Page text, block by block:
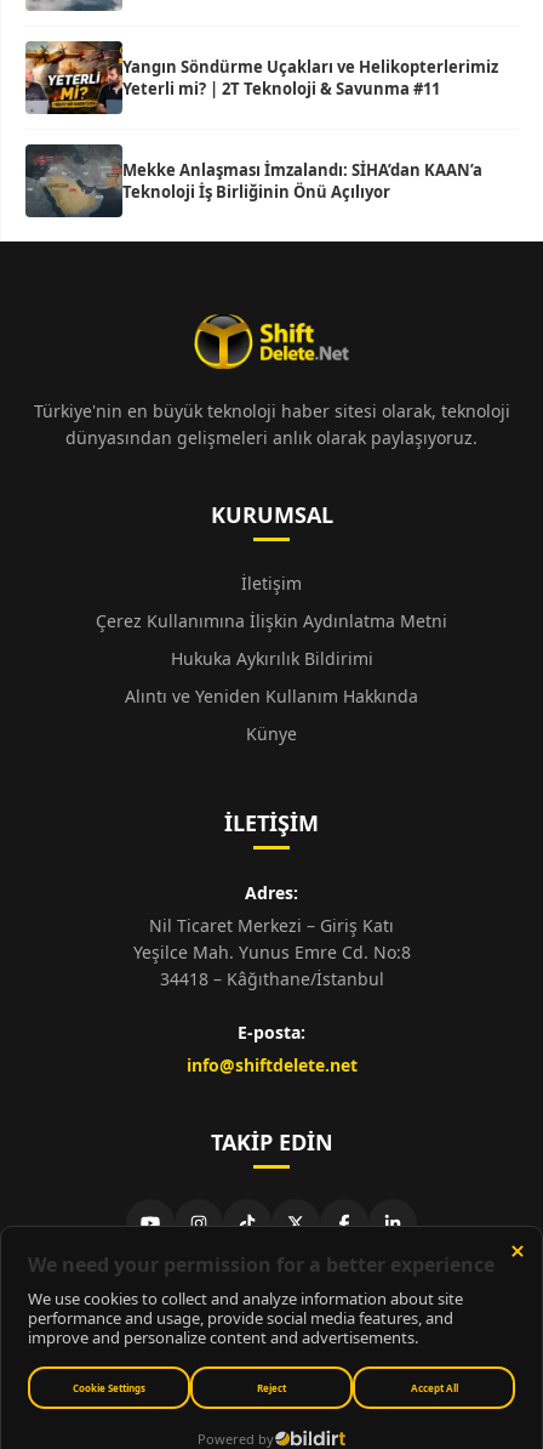
Yangın Söndürme Uçakları ve Helikopterlerimiz
Yeterli mi? | 2T Teknoloji & Savunma #11
Mekke Anlaşması İmzalandı: SİHA’dan KAAN’a
Teknoloji İş Birliğinin Önü Açılıyor
Türkiye'nin en büyük teknoloji haber sitesi olarak, teknoloji
dünyasından gelişmeleri anlık olarak paylaşıyoruz.
KURUMSAL
İletişim
Çerez Kullanımına İlişkin Aydınlatma Metni
Hukuka Aykırılık Bildirimi
Alıntı ve Yeniden Kullanım Hakkında
Künye
İLETIŞIM
Adres:
Nil Ticaret Merkezi – Giriş Katı
Yeşilce Mah. Yunus Emre Cd. No:8
34418 – Kâğıthane/İstanbul
E-posta:
info@shiftdelete.net
TAKIP EDIN
© 2026ShiftDelete.Net- Tüm hakları saklıdır.
ShiftDelete.Net, İnternet Medyası ve Bilişim Muhabirleri Derneği
üyesidir.